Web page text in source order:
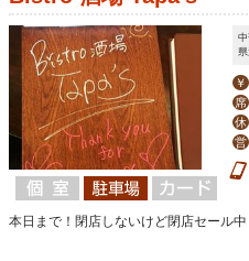
￥
席
休
営
本日まで！閉店しないけど閉店セール